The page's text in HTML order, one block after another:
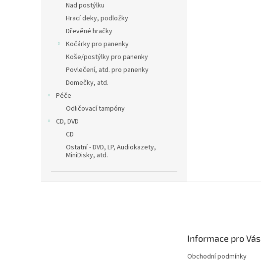
Nad postýlku
Hrací deky, podložky
Dřevěné hračky
Kočárky pro panenky
Koše/postýlky pro panenky
Povlečení, atd. pro panenky
Domečky, atd.
Péče
Odličovací tampóny
CD, DVD
CD
Ostatní - DVD, LP, Audiokazety,
MiniDisky, atd.
Informace pro Vás
Obchodní podmínky